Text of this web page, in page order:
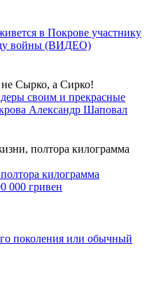
в Покрове участнику
войны (ВИДЕО)
Сырко, а Сирко!
своим и прекрасные
Александр Шаповал
полтора килограмма
килограмма
000 гривен
поколения или обычный